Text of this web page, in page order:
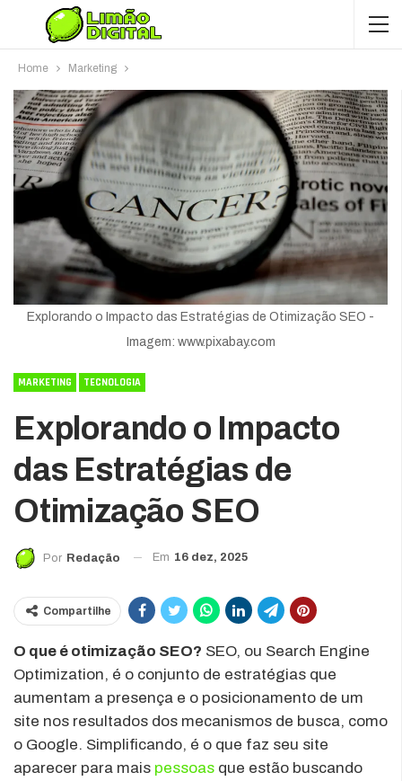
Home Marketing
Explorando o Impacto das Estratégias de Otimização SEO -
Imagem: www.pixabay.com
MARKETING TECNOLOGIA
Explorando o Impacto
das Estratégias de
Otimização SEO
Por Redação Em 16 dez, 2025
Compartilhe
O que é otimização SEO? SEO, ou Search Engine
Optimization, é o conjunto de estratégias que
aumentam a presença e o posicionamento de um
site nos resultados dos mecanismos de busca, como
o Google. Simplificando, é o que faz seu site
aparecer para mais pessoas que estão buscando